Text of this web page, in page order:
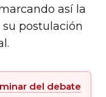
así la
postulación
del debate